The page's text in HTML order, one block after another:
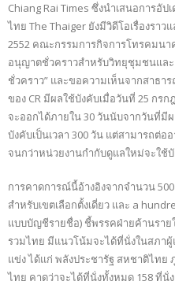
Chiang Rai Times ซึ่งนำเสนอการอั
ไทย The Thaiger ยังมีวิดีโอเรื่องรา
2552 คณะกรรมการกิจการโทรคมน
อนุญาตชั่วคราวสำหรับวิทยุชุมชนและ
ชั่วคราว” และขอความเห็นจากสาธ
ของ CR มีผลใช้บังคับเมื่อวันที่ 25 กร
จะออกได้ภายใน 30 วันนับจากวันที่มี
บังคับเป็นเวลา 300 วัน แต่สามารถต่อ
จนกว่าหน่วยงานกำกับดูแลใหม่จะใช้
การคาดการณ์นี้อ้างอิงจากจำนวน
สำหรับเขตเลือกตั้งเดี่ยว และ a
แบบบัญชีรายชื่อ) ชี้พรรคฝ่ายค้านราย
รวมไทย มีแนวโน้มจะได้ที่นั่งในสภา
แข่ง ได้แก่ พลังประชารัฐ สหชาติไทย
ไทย คาดว่าจะได้ที่นั่งทั้งหมด 158 ที่นั่